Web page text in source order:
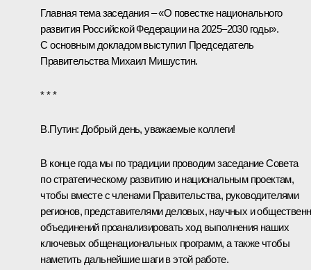
Главная тема заседания – «О повестке национального
развития Российской Федерации на 2025–2030 годы».
С основным докладом выступил Председатель
Правительства Михаил Мишустин.
* * *
В.Путин: Добрый день, уважаемые коллеги!
В конце года мы по традиции проводим заседание Совета
по стратегическому развитию и национальным проектам,
чтобы вместе с членами Правительства, руководителями
регионов, представителями деловых, научных и
объединений проанализировать ход выполнения наших
ключевых общенациональных программ, а также чтобы
наметить дальнейшие шаги в этой работе.